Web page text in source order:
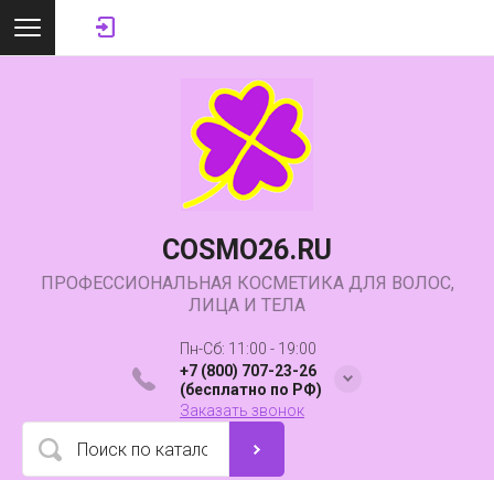
COSMO26.RU
ПРОФЕССИОНАЛЬНАЯ КОСМЕТИКА ДЛЯ ВОЛОС,
ЛИЦА И ТЕЛА
Пн-Сб: 11:00 - 19:00
+7 (800) 707-23-26
(бесплатно по РФ)
Заказать звонок